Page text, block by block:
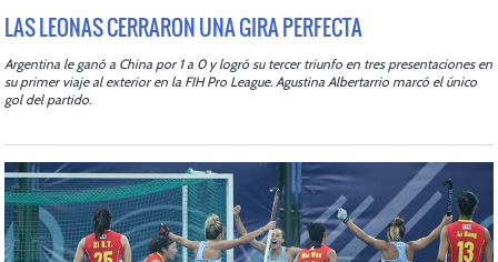
LAS LEONAS CERRARON UNA GIRA PERFECTA
Argentina le ganó a China por 1 a 0 y logró su tercer triunfo en tres presentaciones en
su primer viaje al exterior en la FIH Pro League. Agustina Albertarrio marcó el único
gol del partido.